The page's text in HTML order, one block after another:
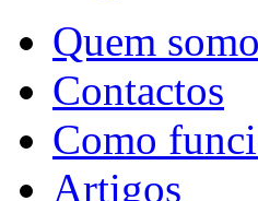
Quem
Contactos
Como
Artigos